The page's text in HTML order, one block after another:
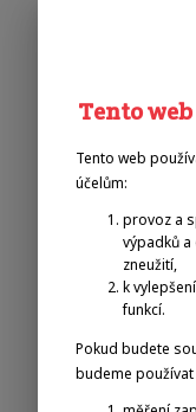
Tento
Tento web
účelům:
provoz a
výpadků
zneužití,
k
funkcí.
Pokud budete
budeme